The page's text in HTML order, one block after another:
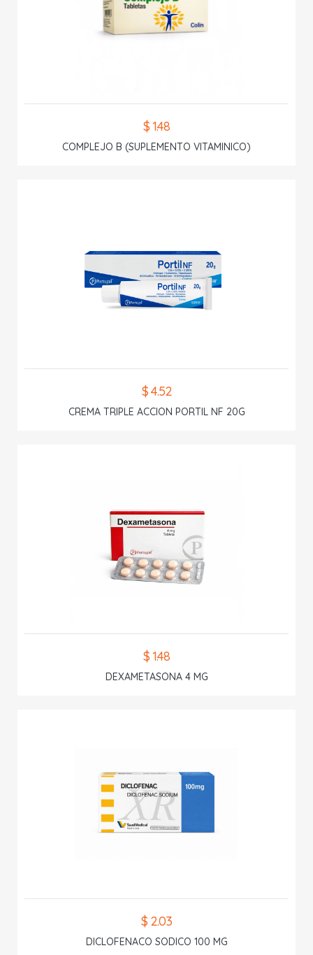
$ 1.48
COMPLEJO B (SUPLEMENTO VITAMINICO)
$ 4.52
CREMA TRIPLE ACCION PORTIL NF 20G
$ 1.48
DEXAMETASONA 4 MG
$ 2.03
DICLOFENACO SODICO 100 MG